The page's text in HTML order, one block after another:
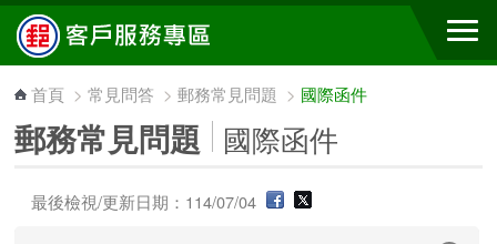
跳到主要內容區塊
首頁 >常見問答 >郵務常見問題 > 國際函件
郵務常見問題 國際函件
最後檢視/更新日期：114/07/04